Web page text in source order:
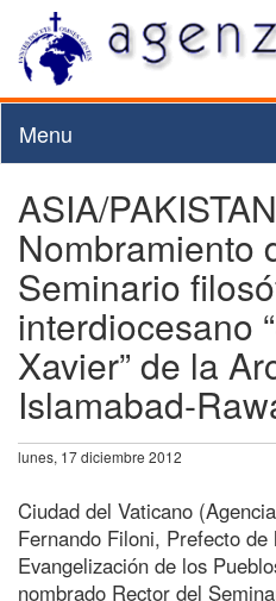
Menu
ASIA/
Nombramiento
Seminario
interdiocesano
Xavier” de la
Islamabad-
lunes, 17 diciembre 2012
Ciudad del Vaticano
Fernando Filoni, Prefecto
Evangelización de los
nombrado Rector del